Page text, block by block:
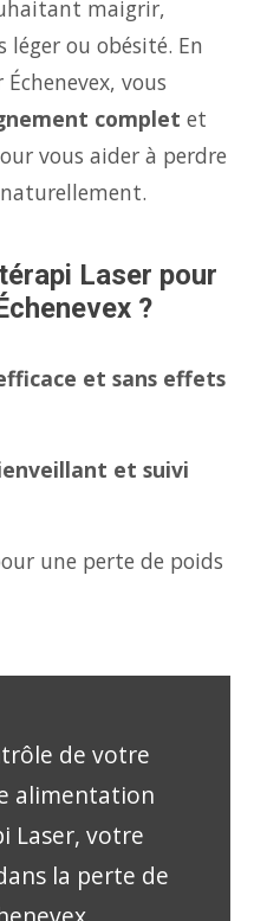
maigrir,
ou obésité. En
vous
complet et
vous aider à perdre
Laser pour
?
et sans effets
et suivi
une perte de poids
de votre
alimentation
Laser, votre
la perte de